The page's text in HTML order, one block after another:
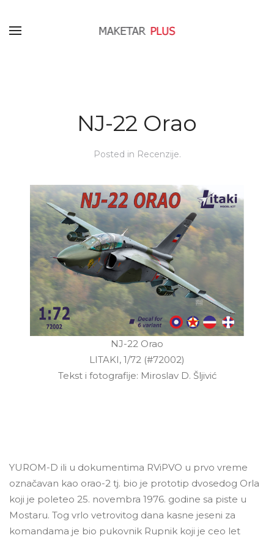
NJ-22 Orao
Posted in Recenzije.
NJ-22 Orao
LITAKI, 1/72 (#72002)
Tekst i fotografije: Miroslav D. Šljivić
YUROM-D ili u dokumentima RViPVO u prvo vreme
označavan kao orao-2 tj. bio je prototip dvosedog Orla
koji je poleteo 25. novembra 1976. godine sa piste u
Mostaru. Tog vrlo vetrovitog dana kasne jeseni za
komandama je bio pukovnik Rupnik koji je ceo let